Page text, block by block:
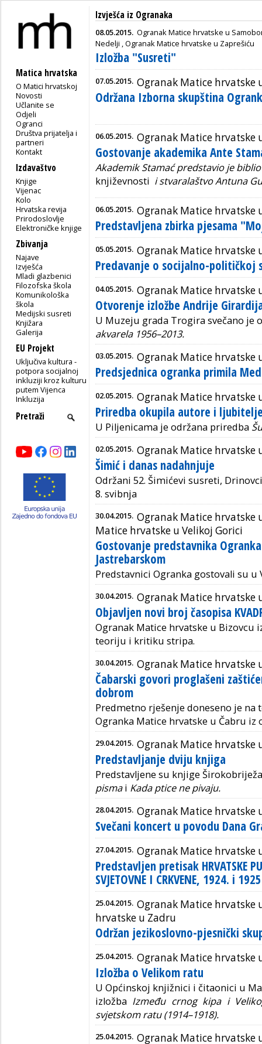
Matica hrvatska
O Matici hrvatskoj
Novosti
Učlanite se
Odjeli
Ogranci
Društva prijatelja i
partneri
Kontakt
Izdavaštvo
Knjige
Vijenac
Kolo
Hrvatska revija
Prirodoslovlje
Elektroničke knjige
Zbivanja
Najave
Izvješća
Mladi glazbenici
Filozofska škola
Komunikološka
škola
Medijski susreti
Knjižara
Galerija
EU Projekt
Uključiva kultura -
potpora socijalnoj
inkluziji kroz kulturu
putem Vijenca
Inkluzija
Izvješća iz Ogranaka
08.05.2015. Ogranak Matice hrvatske u
Nedelji ,Ogranak Matice hrvatske u Zaprešiću
Izložba "Susreti"
07.05.2015. Ogranak Matice hrvatske
Održana Izborna skupština
06.05.2015. Ogranak Matice hrvatske
Gostovanje akademika Ante
Akademik Stamać predstavio je
književnosti istvaralaštvo Antuna
06.05.2015. Ogranak Matice hrvatske
Predstavljena zbirka pjesama
05.05.2015. Ogranak Matice hrvatske
Predavanje o socijalno-političkoj
04.05.2015. Ogranak Matice hrvatske
Otvorenje izložbe Andrije
U Muzeju grada Trogira svečano je
akvarela 1956–2013.
03.05.2015. Ogranak Matice hrvatske
Predsjednica ogranka primila
02.05.2015. Ogranak Matice hrvatske
Priredba okupila autore i
U Piljenicama je održana priredba
02.05.2015. Ogranak Matice hrvatske
Šimić i danas nadahnjuje
Održani 52. Šimićevi susreti,
8. svibnja
30.04.2015. Ogranak Matice hrvatske
Matice hrvatske u Velikoj Gorici
Gostovanje predstavnika
Jastrebarskom
Predstavnici Ogranka gostovali su u
30.04.2015. Ogranak Matice hrvatske
Objavljen novi broj časopisa
Ogranak Matice hrvatske u Bizovcu
teoriju i kritiku stripa.
30.04.2015. Ogranak Matice hrvatske
Čabarski govori proglašeni
dobrom
Predmetno rješenje doneseno je
Ogranka Matice hrvatske u Čabru iz
29.04.2015. Ogranak Matice hrvatske
Predstavljanje dviju knjiga
Predstavljene su knjige
pismai Kada ptice ne pivaju.
28.04.2015. Ogranak Matice hrvatske
Svečani koncert u povodu Dana
27.04.2015. Ogranak Matice hrvatske
Predstavljen pretisak HRVATSKE
SVJETOVNE I CRKVENE, 1924. i
25.04.2015. Ogranak Matice hrvatske
hrvatske u Zadru
Održan jezikoslovno-pjesnički
25.04.2015. Ogranak Matice hrvatske
Izložba o Velikom ratu
U Općinskoj knjižnici i čitaonici u
izložba Između crnog kipa i
svjetskom ratu (1914–1918).
25.04.2015. Ogranak Matice hrvatske